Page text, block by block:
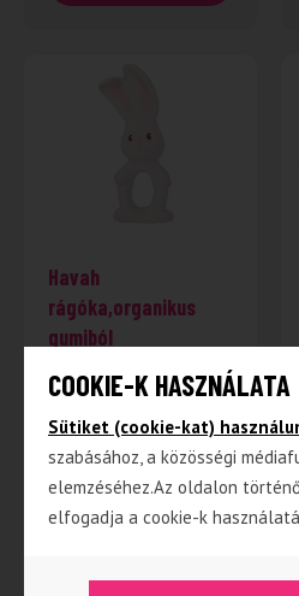
Havah
rágóka,organikus
gumiból
3 499Ft
TOVÁBB
COOKIE-K HASZNÁLATA
Sütiket (cookie-kat)
szabásához, a közösségi
elemzéséhez.Az oldalon
elfogadja a cookie-k